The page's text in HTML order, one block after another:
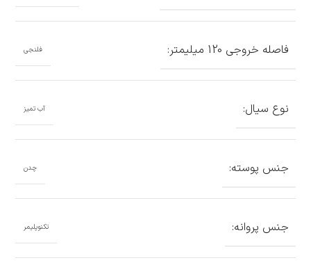
فاصله خروجی 120 میلیمتر: فلنجی
نوع سیال: آب تمیز
جنس پوسته: چدن
جنس پروانه: تکنوپلیمر